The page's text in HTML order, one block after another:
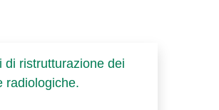
di ristrutturazione dei
radiologiche.